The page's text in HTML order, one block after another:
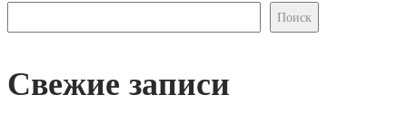
Поиск
Свежие записи